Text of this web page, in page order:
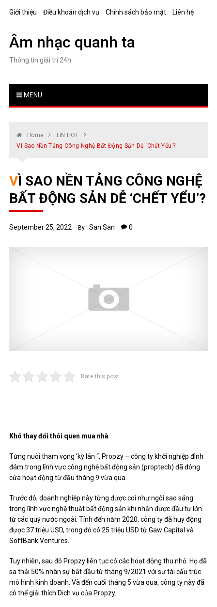
Giới thiệu Điều khoản dịch vụ Chính sách bảo mật Liên hệ
Âm nhạc quanh ta
Thông tin giải trí 24h
MENU
Home
TIN HOT
Vì Sao Nền Tảng Công Nghệ Bất Động Sản Dễ ‘chết Yểu’?
VÌ SAO NỀN TẢNG CÔNG NGHỆ
BẤT ĐỘNG SẢN DỄ ‘CHẾT YỂU’?
September 25, 2022 By :San San 0
Rate this post
Khó thay đổi thói quen mua nhà
Từng nuôi tham vọng ‘kỳ lân “, Propzy – công ty khởi nghiệp đình
đám trong lĩnh vực công nghệ bất động sản (proptech) đã đóng
cửa hoạt động từ đầu tháng 9 vừa qua.
Trước đó, doanh nghiệp này từng được coi như ngôi sao sáng
trong lĩnh vực nghệ thuật bất động sản khi nhận được đầu tư lớn
từ các quỹ nước ngoài. Tính đến năm 2020, công ty đã huy động
được 37 triệu USD, trong đó có 25 triệu USD từ Gaw Capital và
SoftBank Ventures.
Tuy nhiên, sau đó Propzy liên tục có các hoạt động thu nhỏ. Họ đã
sa thải 50% nhân sự bắt đầu từ tháng 9/2021 với sự tái cấu trúc
mô hình kinh doanh. Và đến cuối tháng 5 vừa qua, công ty này đã
có thể giải thích Dịch vụ của Propzy.